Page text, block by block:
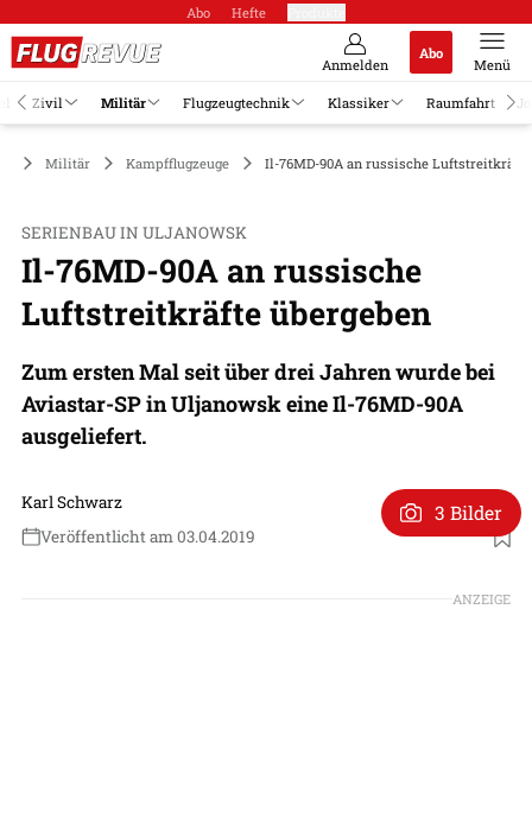
Abo Hefte
Anmelden
Abo
Menü
Zivil Militär Flugzeugtechnik Klassiker Raumfahrt
Militär Kampfflugzeuge Il-76MD-90A an russische Luftstreitkräfte
SERIENBAU IN ULJANOWSK
Il-76MD-90A an russische
Luftstreitkräfte übergeben
Zum ersten Mal seit über drei Jahren wurde bei
Aviastar-SP in Uljanowsk eine Il-76MD-90A
ausgeliefert.
Karl Schwarz
Veröffentlicht am 03.04.2019
Foto: OAK
3 Bilder
ANZEIGE